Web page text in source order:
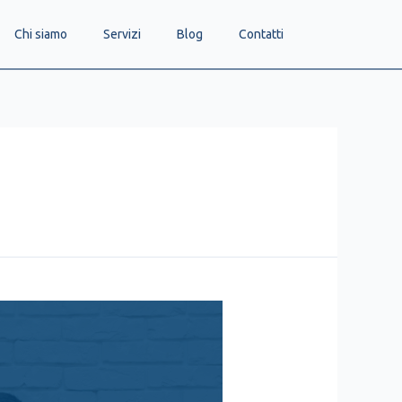
Chi siamo Servizi Blog Contatti